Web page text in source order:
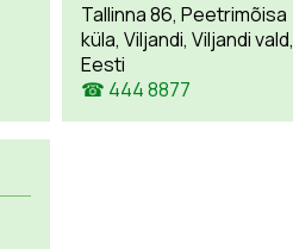
Tallinna 86, Peetrimõisa
küla, Viljandi, Viljandi vald,
Eesti
☎ 444 8877